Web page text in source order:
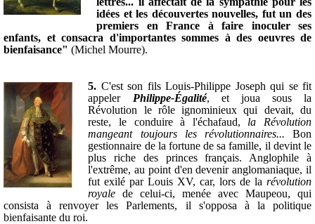
idées et les découvertes nouvelles, fut un des
premiers en France à faire inoculer ses
enfants, et consacra d'importantes sommes à des oeuvres de
bienfaisance" (Michel Mourre).
5. C'est son fils Louis-Philippe Joseph qui se fit
appeler Philippe-Égalité, et joua sous la
Révolution le rôle ignominieux qui devait, du
reste, le conduire à l'échafaud, la Révolution
mangeant toujours les révolutionnaires... Bon
gestionnaire de la fortune de sa famille, il devint le
plus riche des princes français. Anglophile à
l'extrême, au point d'en devenir anglomaniaque, il
fut exilé par Louis XV, car, lors de la révolution
royale de celui-ci, menée avec Maupeou, qui
consista à renvoyer les Parlements, il s'opposa à la politique
bienfaisante du roi.